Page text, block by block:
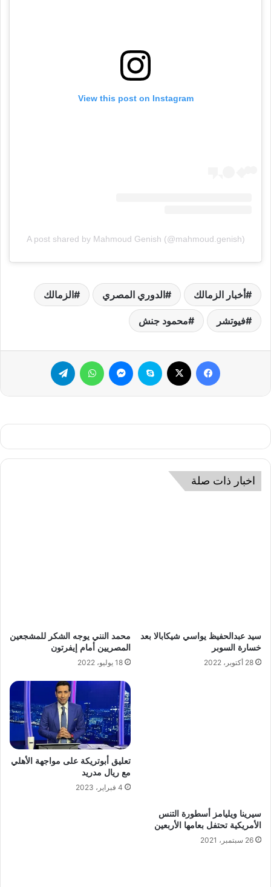
View this post on Instagram
A post shared by Mahmoud Genish (@mahmoud.genish)
أخبار الزمالك الدوري المصري الزمالك
فيوتشر محمود جنش
فيسبوك سكايب ماسنجر واتساب
اخبار ذات صلة
سيد عبدالحفيظ يواسي شيكابالا بعد
خسارة السوبر
28 أكتوبر، 2022
محمد النني يوجه الشكر للمشجعين
المصريين أمام إيفرتون
18 يوليو، 2022
سيرينا ويليامز أسطورة التنس
الأمريكية تحتفل بعامها الأربعين
26 سبتمبر، 2021
تعليق أبوتريكة على مواجهة الأهلي
مع ريال مدريد
4 فبراير، 2023